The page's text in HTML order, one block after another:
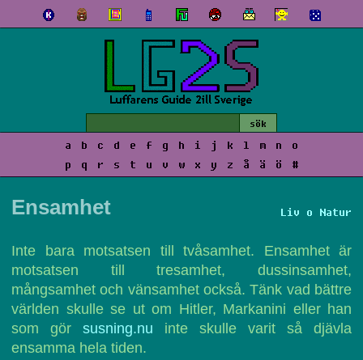
a b c d e f g h i j k l m n
o
p
q r s t u v w x y z å ä ö #
Liv o Natur
Ensamhet
Inte bara motsatsen till tvåsamhet. Ensamhet är
motsatsen till tresamhet, dussinsamhet,
mångsamhet och vänsamhet också. Tänk vad bättre
världen skulle se ut om Hitler, Markanini eller han
som gör susning.nu inte skulle varit så djävla
ensamma hela tiden.